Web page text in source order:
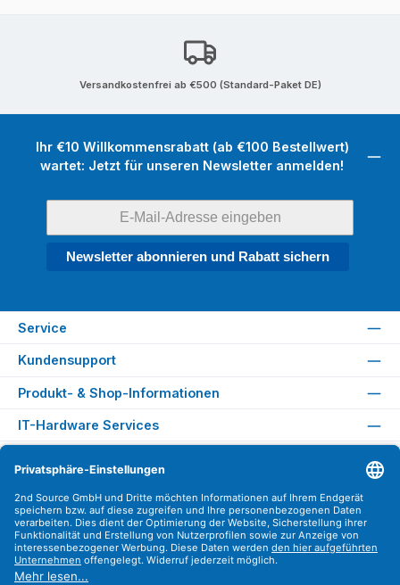
Versandkostenfrei ab €500 (Standard-Paket DE)
Ihr €10 Willkommensrabatt (ab €100 Bestellwert)
wartet: Jetzt für unseren Newsletter anmelden!
Newsletter abonnieren und Rabatt sichern
Service
Kundensupport
Produkt- & Shop-Informationen
IT-Hardware Services
Versandarten
Zahlungsarten
Sicher Einkaufen